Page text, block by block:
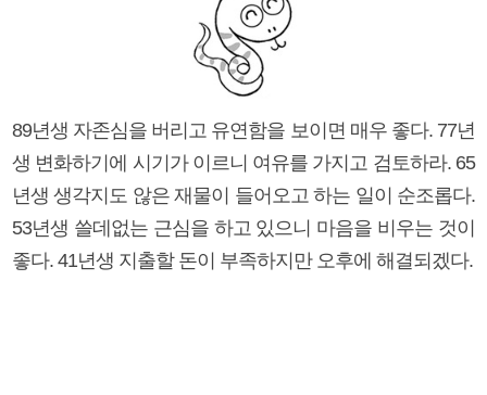
89년생 자존심을 버리고 유연함을 보이면 매우 좋다. 77년
생 변화하기에 시기가 이르니 여유를 가지고 검토하라. 65
년생 생각지도 않은 재물이 들어오고 하는 일이 순조롭다.
53년생 쓸데없는 근심을 하고 있으니 마음을 비우는 것이
좋다. 41년생 지출할 돈이 부족하지만 오후에 해결되겠다.